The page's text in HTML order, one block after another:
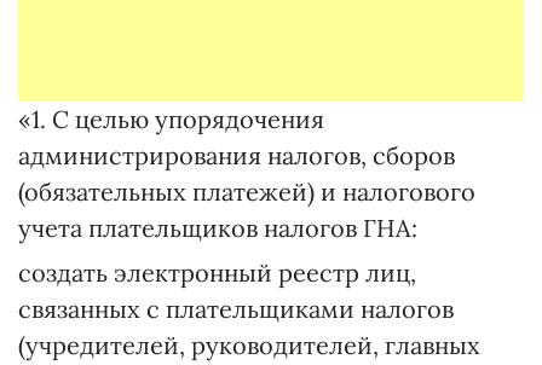
«1. С целью упорядочения
администрирования налогов, сборов
(обязательных платежей) и налогового
учета плательщиков налогов ГНА:
создать электронный реестр лиц,
связанных с плательщиками налогов
(учредителей, руководителей, главных